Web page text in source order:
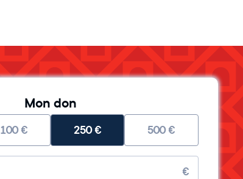
Mon don
100€ 250€ 500€
€